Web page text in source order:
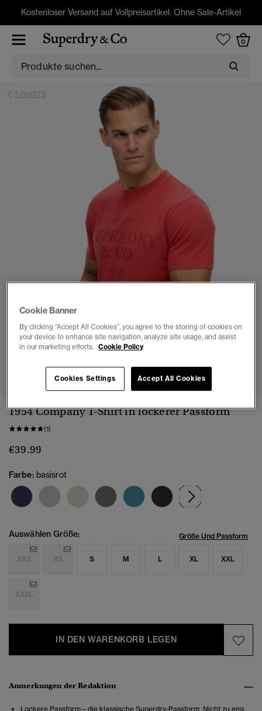
Kostenloser Versand auf Vollpreisartikel. Ohne Sale-Artikel
0
T-SHIRTS
1954 Company T-Shirt in lockerer Passform
(1)
€39.99
Farbe: basisrot
Auswählen Größe: Größe Und Passform
XXS XS S M L XL XXL
XXXL
IN DEN WARENKORB LEGEN
Anmerkungen der Redaktion
Lockere Passform – die klassische Superdry-Passform. Nicht zu eng,
Cookie Banner
By clicking “Accept All Cookies”, you agree to the storing of cookies on
your device to enhance site navigation, analyze site usage, and assist
in our marketing efforts. Cookie Policy
Accept All Cookies
Cookies Settings